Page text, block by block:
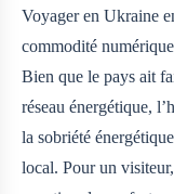
Voyager en Ukraine
commodité
Bien que le pays ait
réseau énergétique,
la sobriété
local. Pour un